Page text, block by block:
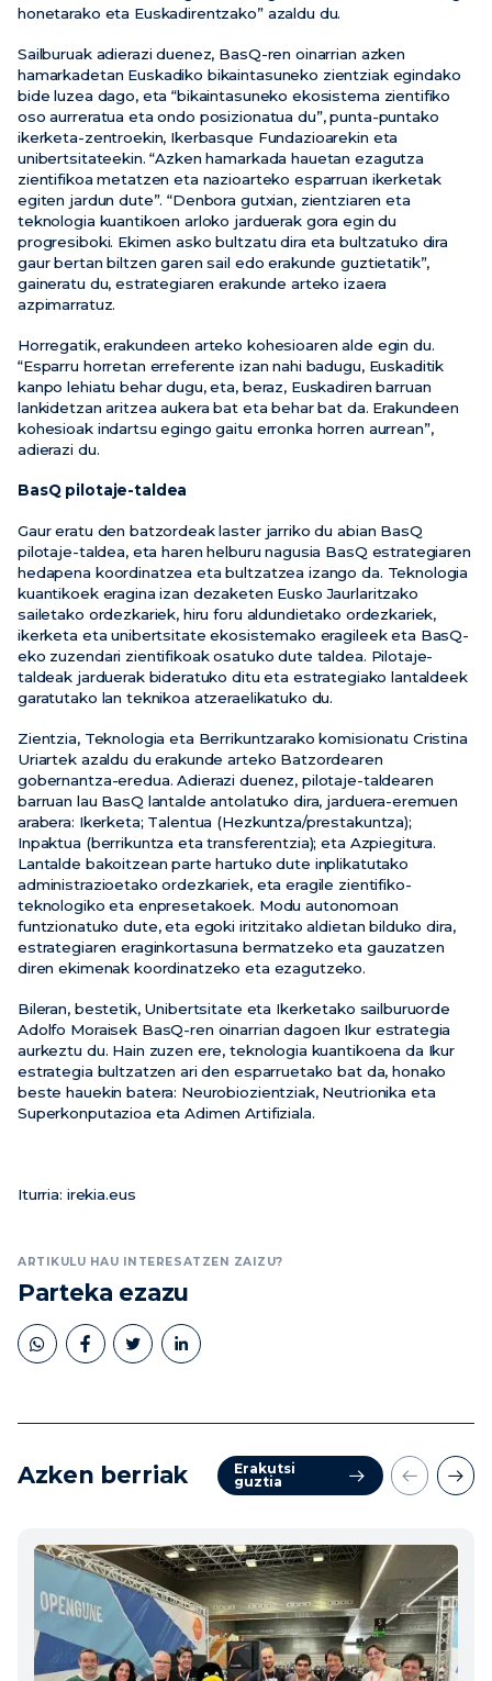
honetarako eta Euskadirentzako” azaldu du.
Sailburuak adierazi duenez, BasQ-ren oinarrian azken
hamarkadetan Euskadiko bikaintasuneko zientziak egindako
bide luzea dago, eta “bikaintasuneko ekosistema zientifiko
oso aurreratua eta ondo posizionatua du”, punta-puntako
ikerketa-zentroekin, Ikerbasque Fundazioarekin eta
unibertsitateekin. “Azken hamarkada hauetan ezagutza
zientifikoa metatzen eta nazioarteko esparruan ikerketak
egiten jardun dute”. “Denbora gutxian, zientziaren eta
teknologia kuantikoen arloko jarduerak gora egin du
progresiboki. Ekimen asko bultzatu dira eta bultzatuko dira
gaur bertan biltzen garen sail edo erakunde guztietatik”,
gaineratu du, estrategiaren erakunde arteko izaera
azpimarratuz.
Horregatik, erakundeen arteko kohesioaren alde egin du.
“Esparru horretan erreferente izan nahi badugu, Euskaditik
kanpo lehiatu behar dugu, eta, beraz, Euskadiren barruan
lankidetzan aritzea aukera bat eta behar bat da. Erakundeen
kohesioak indartsu egingo gaitu erronka horren aurrean”,
adierazi du.
BasQ pilotaje-taldea
Gaur eratu den batzordeak laster jarriko du abian BasQ
pilotaje-taldea, eta haren helburu nagusia BasQ estrategiaren
hedapena koordinatzea eta bultzatzea izango da. Teknologia
kuantikoek eragina izan dezaketen Eusko Jaurlaritzako
sailetako ordezkariek, hiru foru aldundietako ordezkariek,
ikerketa eta unibertsitate ekosistemako eragileek eta BasQ-
eko zuzendari zientifikoak osatuko dute taldea. Pilotaje-
taldeak jarduerak bideratuko ditu eta estrategiako lantaldeek
garatutako lan teknikoa atzeraelikatuko du.
Zientzia, Teknologia eta Berrikuntzarako komisionatu Cristina
Uriartek azaldu du erakunde arteko Batzordearen
gobernantza-eredua. Adierazi duenez, pilotaje-taldearen
barruan lau BasQ lantalde antolatuko dira, jarduera-eremuen
arabera: Ikerketa; Talentua (Hezkuntza/prestakuntza);
Inpaktua (berrikuntza eta transferentzia); eta Azpiegitura.
Lantalde bakoitzean parte hartuko dute inplikatutako
administrazioetako ordezkariek, eta eragile zientifiko-
teknologiko eta enpresetakoek. Modu autonomoan
funtzionatuko dute, eta egoki iritzitako aldietan bilduko dira,
estrategiaren eraginkortasuna bermatzeko eta gauzatzen
diren ekimenak koordinatzeko eta ezagutzeko.
Bileran, bestetik, Unibertsitate eta Ikerketako sailburuorde
Adolfo Moraisek BasQ-ren oinarrian dagoen Ikur estrategia
aurkeztu du. Hain zuzen ere, teknologia kuantikoena da Ikur
estrategia bultzatzen ari den esparruetako bat da, honako
beste hauekin batera: Neurobiozientziak, Neutrionika eta
Superkonputazioa eta Adimen Artifiziala.
Iturria: irekia.eus
ARTIKULU HAU INTERESATZEN ZAIZU?
Parteka ezazu
Azken berriak
Erakutsi
guztia